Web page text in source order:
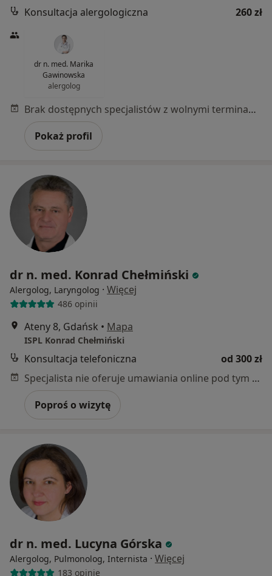
Konsultacja alergologiczna
260 zł
dr n. med. Marika
Gawinowska
alergolog
Brak dostępnych specjalistów z wolnymi terminami w tym centrum medycznym.
Pokaż profil
dr n. med. Konrad Chełmiński
Alergolog, Laryngolog · Więcej
486 opinii
Ateny 8, Gdańsk • Mapa
ISPL Konrad Chełmiński
Konsultacja telefoniczna
od 300 zł
Specjalista nie oferuje umawiania online pod tym adresem.
Poproś o wizytę
dr n. med. Lucyna Górska
Alergolog, Pulmonolog, Internista · Więcej
183 opinie